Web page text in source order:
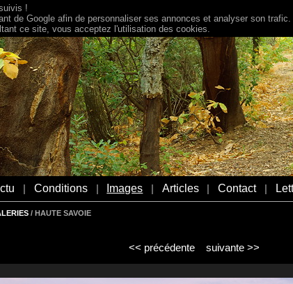
Conditions Images Articles Contact
/ HAUTE SAVOIE
<< précédente suivante >>
!
de Google afin de personnaliser ses annonces et analyser son
ce site, vous acceptez l'utilisation des cookies.